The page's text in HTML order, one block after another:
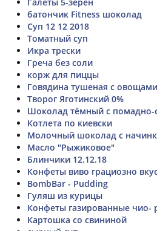
батончик Fitness шоколад
Суп 12 12 2018
Томатный суп
Икра трески
Греча без соли
корж для пиццы
Говядина тушеная с
Творог Яготинский 0%
Шоколад тёмный с помадно-
Котлета по киевски
Молочный шоколад с
Масло "Рыжиковое"
Блинчики 12.12.18
Конфеты виво грациозно
BombBar - Pudding
Гуляш из курицы
Конфеты газированные чио-
Картошка со свининой